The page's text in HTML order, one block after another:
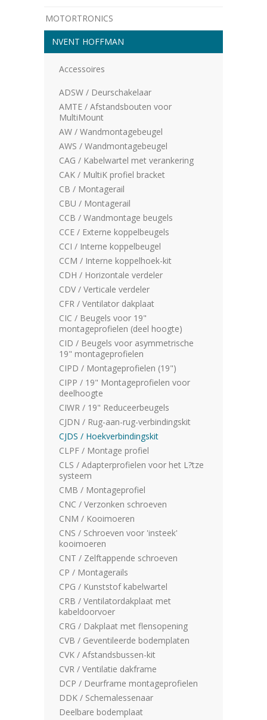
MOTORTRONICS
NVENT HOFFMAN
Accessoires
ADSW / Deurschakelaar
AMTE / Afstandsbouten voor
MultiMount
AW / Wandmontagebeugel
AWS / Wandmontagebeugel
CAG / Kabelwartel met verankering
CAK / MultiK profiel bracket
CB / Montagerail
CBU / Montagerail
CCB / Wandmontage beugels
CCE / Externe koppelbeugels
CCI / Interne koppelbeugel
CCM / Interne koppelhoek-kit
CDH / Horizontale verdeler
CDV / Verticale verdeler
CFR / Ventilator dakplaat
CIC / Beugels voor 19"
montageprofielen (deel hoogte)
CID / Beugels voor asymmetrische
19" montageprofielen
CIPD / Montageprofielen (19")
CIPP / 19" Montageprofielen voor
deelhoogte
CIWR / 19" Reduceerbeugels
CJDN / Rug-aan-rug-verbindingskit
CJDS / Hoekverbindingskit
CLPF / Montage profiel
CLS / Adapterprofielen voor het L?tze
systeem
CMB / Montageprofiel
CNC / Verzonken schroeven
CNM / Kooimoeren
CNS / Schroeven voor 'insteek'
kooimoeren
CNT / Zelftappende schroeven
CP / Montagerails
CPG / Kunststof kabelwartel
CRB / Ventilatordakplaat met
kabeldoorvoer
CRG / Dakplaat met flensopening
CVB / Geventileerde bodemplaten
CVK / Afstandsbussen-kit
CVR / Ventilatie dakframe
DCP / Deurframe montageprofielen
DDK / Schemalessenaar
Deelbare bodemplaat